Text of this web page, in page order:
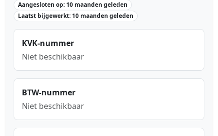
Aangesloten op: 10 maanden geleden
Laatst bijgewerkt: 10 maanden geleden
KVK-nummer
Niet beschikbaar
BTW-nummer
Niet beschikbaar